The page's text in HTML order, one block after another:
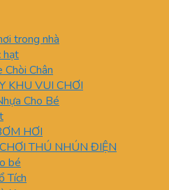
trong nhà
hạt
Chòi Chân
KHU VUI CHƠI
Cho Bé
HƠI
THÚ NHÚN ĐIỆN
bé
Tích